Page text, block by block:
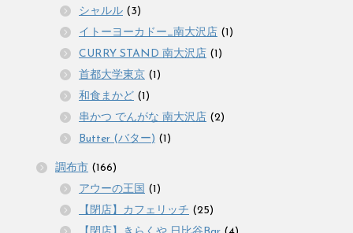
シャルル (3)
イトーヨーカドー_南大沢店 (1)
CURRY STAND 南大沢店 (1)
首都大学東京 (1)
和食まかど (1)
串かつ でんがな 南大沢店 (2)
Butter (バター) (1)
調布市 (166)
アウーの王国 (1)
【閉店】カフェリッチ (25)